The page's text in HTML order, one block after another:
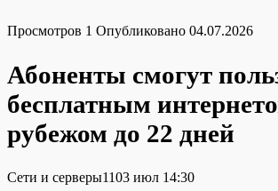
Просмотров 1 Опубликовано 04.07.2026
Абоненты смогут
бесплатным
рубежом до 22 дней
Сети и серверы1103 июл 14:30